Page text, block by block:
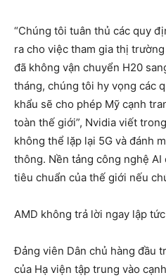
“Chúng tôi tuân thủ các quy
ra cho việc tham gia thị
đã không vận chuyển H20
tháng, chúng tôi hy vọng các
khẩu sẽ cho phép Mỹ cạnh
toàn thế giới”, Nvidia viết
không thể lặp lại 5G và đánh
thông. Nền tảng công nghệ
tiêu chuẩn của thế giới nếu
AMD không trả lời ngay lập
Đảng viên Dân chủ hàng đầu
của Hạ viện tập trung vào